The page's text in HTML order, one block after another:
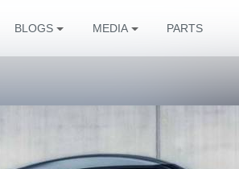
BLOGS MEDIA PARTS